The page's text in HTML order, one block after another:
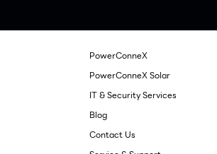
PowerConneX
PowerConneX Solar
IT & Security Services
Blog
Contact Us